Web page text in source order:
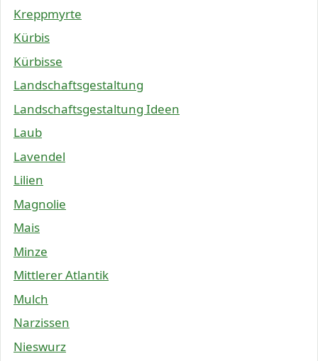
Kreppmyrte
Kürbis
Kürbisse
Landschaftsgestaltung
Landschaftsgestaltung Ideen
Laub
Lavendel
Lilien
Magnolie
Mais
Minze
Mittlerer Atlantik
Mulch
Narzissen
Nieswurz